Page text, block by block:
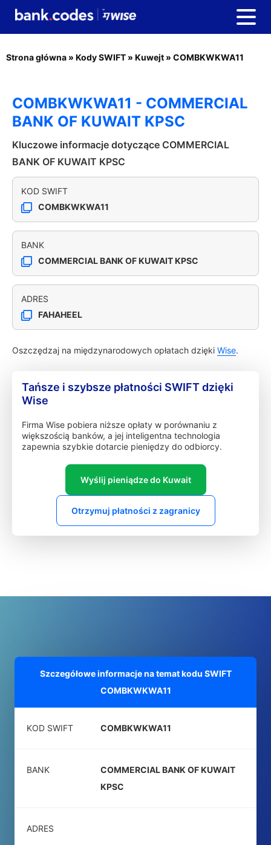
Strona główna » Kody SWIFT » Kuwejt » COMBKWKWA11
COMBKWKWA11 - COMMERCIAL
BANK OF KUWAIT KPSC
Kluczowe informacje dotyczące COMMERCIAL
BANK OF KUWAIT KPSC
KOD SWIFT
COMBKWKWA11
BANK
COMMERCIAL BANK OF KUWAIT KPSC
ADRES
FAHAHEEL
Oszczędzaj na międzynarodowych opłatach dzięki Wise.
Tańsze i szybsze płatności SWIFT dzięki
Wise
Firma Wise pobiera niższe opłaty w porównaniu z
większością banków, a jej inteligentna technologia
zapewnia szybkie dotarcie pieniędzy do odbiorcy.
Wyślij pieniądze do Kuwait
Otrzymuj płatności z zagranicy
Szczegółowe informacje na temat kodu SWIFT
COMBKWKWA11
KOD SWIFT COMBKWKWA11
BANK
COMMERCIAL BANK OF KUWAIT
KPSC
ADRES